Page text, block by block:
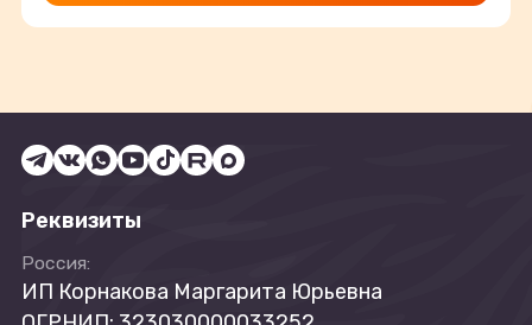
Реквизиты
Россия:
ИП Корнакова Маргарита Юрьевна